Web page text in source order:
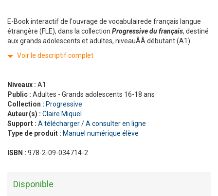
E-Book interactif de l'ouvrage de vocabulairede français langue
étrangère (FLE), dans la collection Progressive du français, destiné
aux grands adolescents et adultes, niveauÂÂ débutant (A1).
Voir le descriptif complet
Niveaux : A1
Public : Adultes - Grands adolescents 16-18 ans
Collection : Progressive
Auteur(s) : Claire Miquel
Support : A télécharger / A consulter en ligne
Type de produit : Manuel numérique élève
ISBN : 978-2-09-034714-2
Disponible